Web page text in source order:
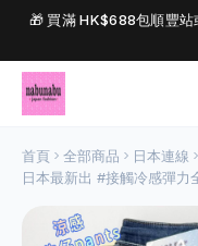
🎁 買滿 HK$688包順豐
首頁 全部商品
日本連線
日本最新出 #接觸冷感彈力